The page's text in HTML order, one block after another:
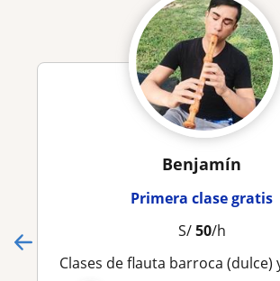
Benjamín
Primera clase gratis
S/50/h
Clases de flauta barroca (dulce) y lenguaje musical, para todas las edades. Descubre el fascinante